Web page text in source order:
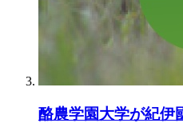
酪農学園大学が紀伊